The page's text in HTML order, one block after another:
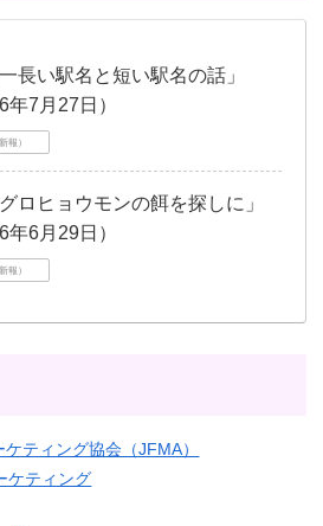
長い駅名と短い駅名の話」
年7月27日）
報）
ロヒョウモンの餌を探しに」
年6月29日）
報）
ティング協会（JFMA）
ケティング